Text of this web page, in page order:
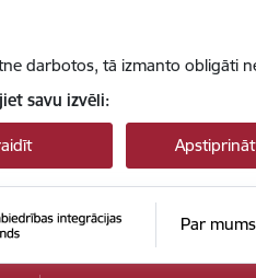
darbotos, tā izmanto obligāti
savu izvēli:
Par mums